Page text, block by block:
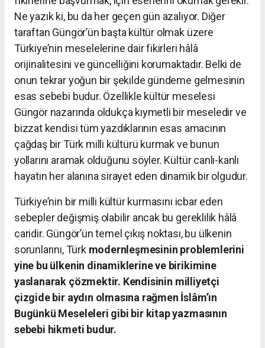
Ne yazık ki, bu da her geçen gün azalıyor. Diğer
taraftan Güngör’ün başta kültür olmak üzere
Türkiye’nin meselelerine dair fikirleri hâlâ
orijinalitesini ve güncelliğini korumaktadır. Belki de
onun tekrar yoğun bir şekilde gündeme gelmesinin
esas sebebi budur. Özellikle kültür meselesi
Güngör nazarında oldukça kıymetli bir meseledir ve
bizzat kendisi tüm yazdıklarının esas amacının
çağdaş bir Türk milli kültürü kurmak ve bunun
yollarını aramak olduğunu söyler. Kültür canlı-kanlı
hayatın her alanına sirayet eden dinamik bir olgudur.
Türkiye’nin bir milli kültür kurmasını icbar eden
sebepler değişmiş olabilir ancak bu gereklilik hâlâ
caridir. Güngör’ün temel çıkış noktası, bu ülkenin
sorunlarını, Türk modernleşmesinin problemlerini
yine bu ülkenin dinamiklerine ve birikimine
yaslanarak çözmektir. Kendisinin milliyetçi
çizgide bir aydın olmasına rağmen İslâm’ın
Bugünkü Meseleleri gibi bir kitap yazmasının
sebebi hikmeti budur.